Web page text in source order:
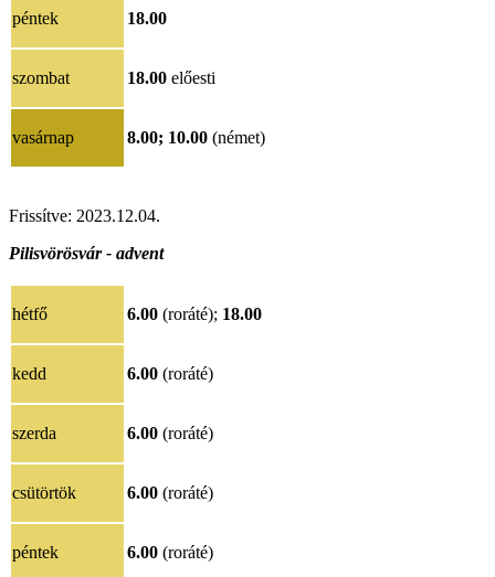
péntek 18.00
szombat 18.00 előesti
vasárnap 8.00; 10.00 (német)
Frissítve: 2023.12.04.
Pilisvörösvár - advent
hétfő 6.00 (roráté); 18.00
kedd 6.00 (roráté)
szerda 6.00 (roráté)
csütörtök 6.00 (roráté)
péntek 6.00 (roráté)